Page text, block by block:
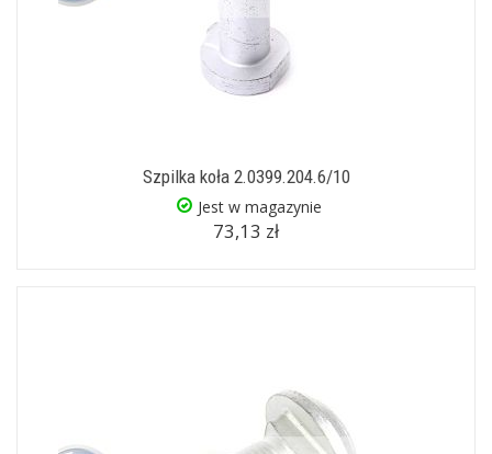
Szpilka koła 2.0399.204.6/10
Jest w magazynie
73,13 zł